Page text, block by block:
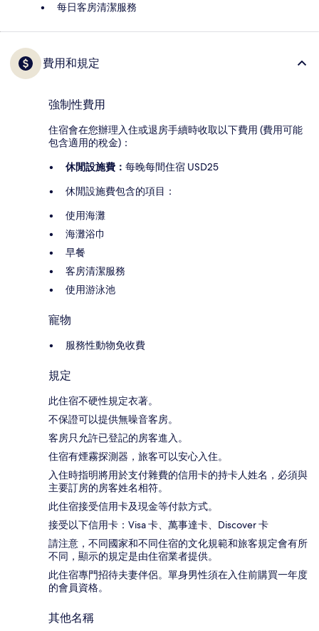
每日客房清潔服務
費用和規定
強制性費用
住宿會在您辦理入住或退房手續時收取以下費用 (費用可能
包含適用的稅金)：
休閒設施費： 每晚每間住宿 USD25
休閒設施費包含的項目：
使用海灘
海灘浴巾
早餐
客房清潔服務
使用游泳池
寵物
服務性動物免收費
規定
此住宿不硬性規定衣著。
不保證可以提供無噪音客房。
客房只允許已登記的房客進入。
住宿有煙霧探測器，旅客可以安心入住。
入住時指明將用於支付雜費的信用卡的持卡人姓名，必須與
主要訂房的房客姓名相符。
此住宿接受信用卡及現金等付款方式。
接受以下信用卡：Visa 卡、萬事達卡、Discover 卡
請注意，不同國家和不同住宿的文化規範和旅客規定會有所
不同，顯示的規定是由住宿業者提供。
此住宿專門招待夫妻伴侶。單身男性須在入住前購買一年度
的會員資格。
其他名稱